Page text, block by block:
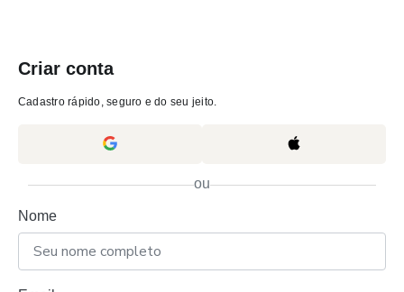
Criar conta
Cadastro rápido, seguro e do seu jeito.
ou
Nome